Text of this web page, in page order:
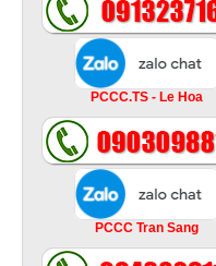
PCCC.TS - Le Hoa
PCCC Tran Sang